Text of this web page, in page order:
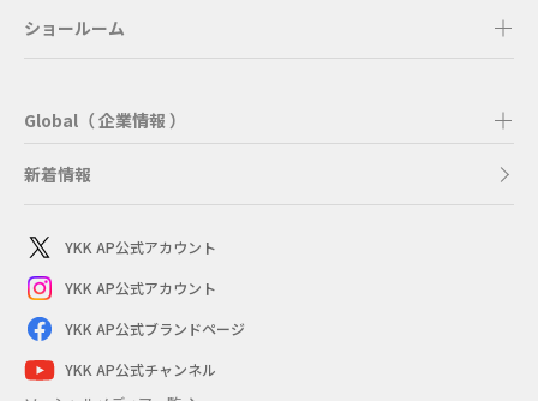
ショールーム
Global（ 企業情報 ）
新着情報
YKK AP公式アカウント
YKK AP公式アカウント
YKK AP公式ブランドページ
YKK AP公式チャンネル